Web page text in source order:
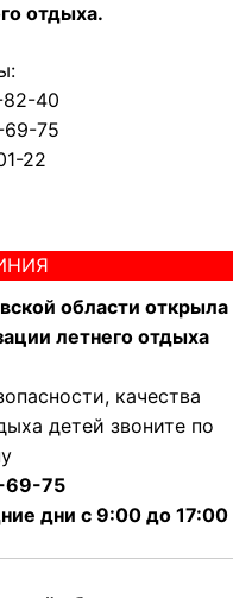
отдыха.
40
75
22
области открыла
летнего отдыха
качества
детей звоните по
69-75
дни с 9:00 до 17:00